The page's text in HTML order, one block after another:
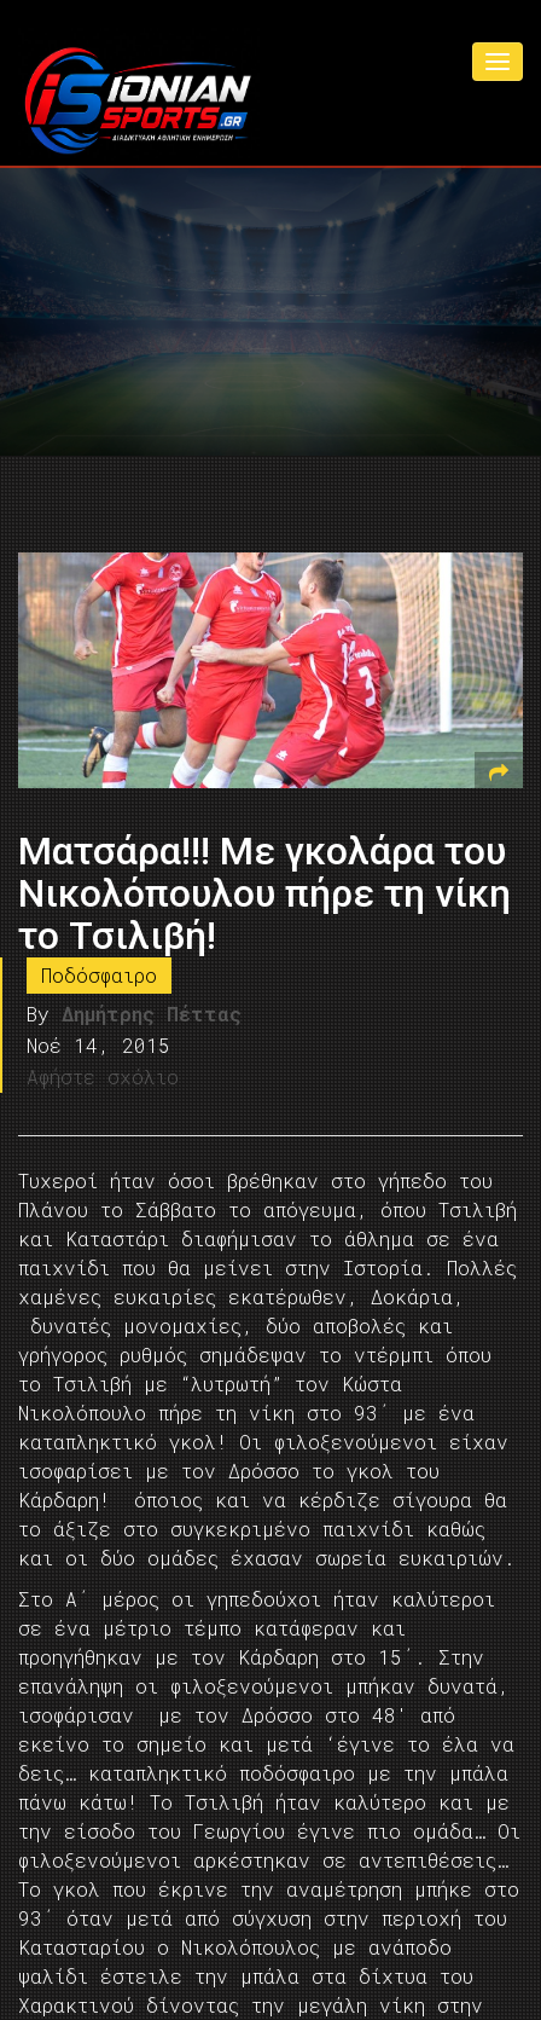
Ματσάρα!!! Με γκολάρα του
Νικολόπουλου πήρε τη νίκη
το Τσιλιβή!
Ποδόσφαιρο
By Δημήτρης Πέττας
Νοέ 14, 2015
Αφήστε σχόλιο
Τυχεροί ήταν όσοι βρέθηκαν στο γήπεδο του
Πλάνου το Σάββατο το απόγευμα, όπου Τσιλιβή
και Καταστάρι διαφήμισαν το άθλημα σε ένα
παιχνίδι που θα μείνει στην Ιστορία. Πολλές
χαμένες ευκαιρίες εκατέρωθεν, Δοκάρια,
δυνατές μονομαχίες, δύο αποβολές και
γρήγορος ρυθμός σημάδεψαν το ντέρμπι όπου
το Τσιλιβή με “λυτρωτή” τον Κώστα
Νικολόπουλο πήρε τη νίκη στο 93΄ με ένα
καταπληκτικό γκολ! Οι φιλοξενούμενοι είχαν
ισοφαρίσει με τον Δρόσσο το γκολ του
Κάρδαρη! όποιος και να κέρδιζε σίγουρα θα
το άξιζε στο συγκεκριμένο παιχνίδι καθώς
και οι δύο ομάδες έχασαν σωρεία ευκαιριών.
Στο Α΄ μέρος οι γηπεδούχοι ήταν καλύτεροι
σε ένα μέτριο τέμπο κατάφεραν και
προηγήθηκαν με τον Κάρδαρη στο 15΄. Στην
επανάληψη οι φιλοξενούμενοι μπήκαν δυνατά,
ισοφάρισαν με τον Δρόσσο στο 48′ από
εκείνο το σημείο και μετά ‘έγινε το έλα να
δεις… καταπληκτικό ποδόσφαιρο με την μπάλα
πάνω κάτω! Το Τσιλιβή ήταν καλύτερο και με
την είσοδο του Γεωργίου έγινε πιο ομάδα… Οι
φιλοξενούμενοι αρκέστηκαν σε αντεπιθέσεις…
Το γκολ που έκρινε την αναμέτρηση μπήκε στο
93΄ όταν μετά από σύγχυση στην περιοχή του
Κατασταρίου ο Νικολόπουλος με ανάποδο
ψαλίδι έστειλε την μπάλα στα δίχτυα του
Χαρακτινού δίνοντας την μεγάλη νίκη στην